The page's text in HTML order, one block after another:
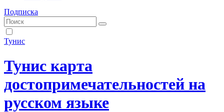
Подписка
Тунис
Тунис карта
достопримечательностей на
русском языке